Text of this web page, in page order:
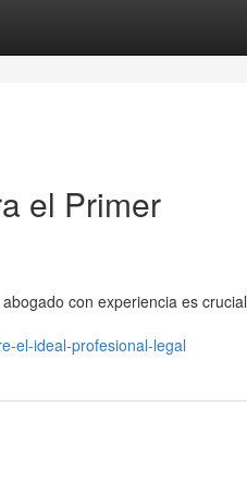
el Primer
con experiencia es
el-ideal-profesional-legal